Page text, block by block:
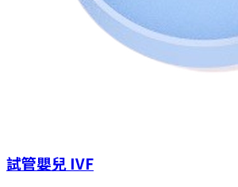
試管嬰兒 IVF